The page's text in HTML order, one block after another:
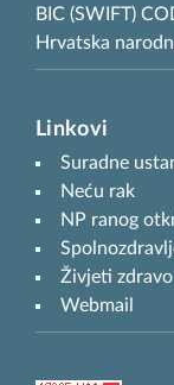
BIC (SWIFT)
Hrvatska
Linkovi
Suradne
Neću rak
NP ranog
Živjeti zdravo
Webmail